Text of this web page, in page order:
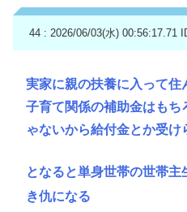
44 : 2026/06/03(水) 00:56:17.71
実家に親の扶養に入って住
子育て関係の補助金はもち
ゃないから給付金とか受け
となると単身世帯の世帯
き仇になる